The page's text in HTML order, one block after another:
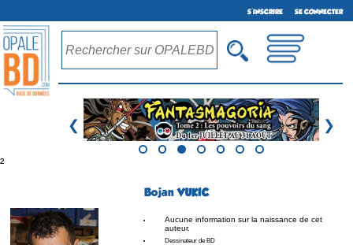
S'INSCRIRE SE CONNECTER
❮ ❯
²
Bojan VUKIC
Aucune information sur la naissance de cet
auteur.
Dessinateur de BD